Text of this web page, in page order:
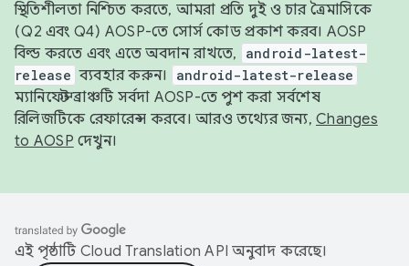
স্থিতিশীলতা নিশ্চিত করতে, আমরা প্রতি দুই ও চার ত্রৈমাসিকে
(Q2 এবং Q4) AOSP-তে সোর্স কোড প্রকাশ করব। AOSP
বিল্ড করতে এবং এতে অবদান রাখতে,
android-latest-
release ব্যবহার করুন। android-latest-release
ম্যানিফেস্ট ব্রাঞ্চটি সর্বদা AOSP-তে পুশ করা সর্বশেষ
রিলিজটিকে রেফারেন্স করবে। আরও তথ্যের জন্য, Changes
to AOSP দেখুন।
এই পৃষ্ঠাটি Cloud Translation API অনুবাদ করেছে।